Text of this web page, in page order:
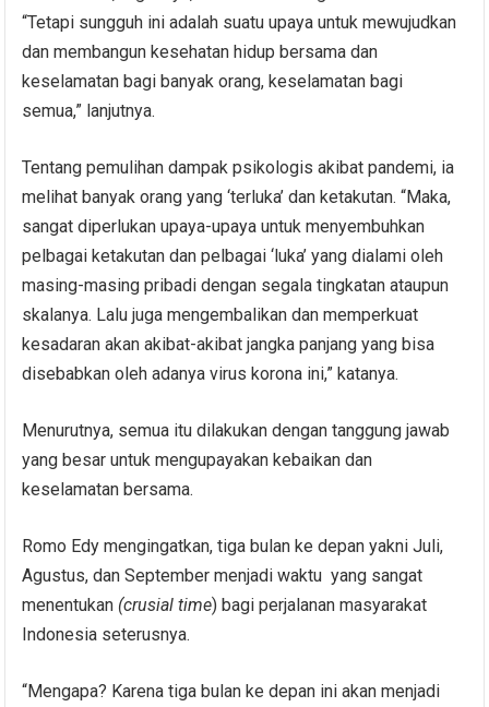
“Tetapi sungguh ini adalah suatu upaya untuk mewujudkan
dan membangun kesehatan hidup bersama dan
keselamatan bagi banyak orang, keselamatan bagi
semua,” lanjutnya.
Tentang pemulihan dampak psikologis akibat pandemi, ia
melihat banyak orang yang ‘terluka’ dan ketakutan. “Maka,
sangat diperlukan upaya-upaya untuk menyembuhkan
pelbagai ketakutan dan pelbagai ‘luka’ yang dialami oleh
masing-masing pribadi dengan segala tingkatan ataupun
skalanya. Lalu juga mengembalikan dan memperkuat
kesadaran akan akibat-akibat jangka panjang yang bisa
disebabkan oleh adanya virus korona ini,” katanya.
Menurutnya, semua itu dilakukan dengan tanggung jawab
yang besar untuk mengupayakan kebaikan dan
keselamatan bersama.
Romo Edy mengingatkan, tiga bulan ke depan yakni Juli,
Agustus, dan September menjadi waktu yang sangat
menentukan (crusial time) bagi perjalanan masyarakat
Indonesia seterusnya.
“Mengapa? Karena tiga bulan ke depan ini akan menjadi